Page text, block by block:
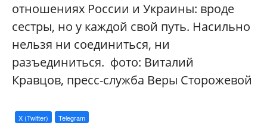
отношениях России и Украины: вроде
сестры, но у каждой свой путь. Насильно
нельзя ни соединиться, ни
разъединиться. фото: Виталий
Кравцов, пресс-служба Веры Сторожевой
X (Twitter) Telegram